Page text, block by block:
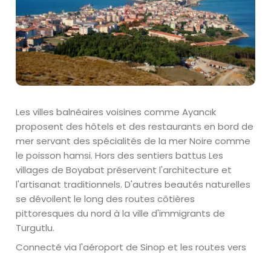
Les villes balnéaires voisines comme Ayancık
proposent des hôtels et des restaurants en bord de
mer servant des spécialités de la mer Noire comme
le poisson hamsi. Hors des sentiers battus Les
villages de Boyabat préservent l'architecture et
l'artisanat traditionnels. D'autres beautés naturelles
se dévoilent le long des routes côtières
pittoresques du nord à la ville d'immigrants de
Turgutlu.
Connecté via l'aéroport de Sinop et les routes vers